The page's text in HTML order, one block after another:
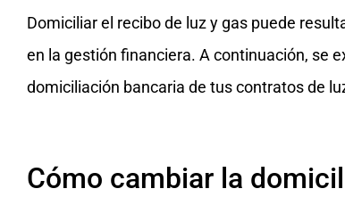
Domiciliar el recibo de luz y gas puede
en la gestión financiera. A continuación, se
domiciliación bancaria de tus contratos de
Cómo cambiar la